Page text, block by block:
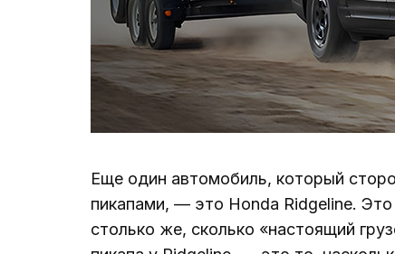
Еще один автомобиль, который
пикапами, — это Honda Ridgeline.
столько же, сколько «настоящий